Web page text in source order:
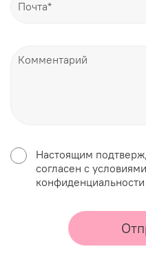
Настоящим
согласен с